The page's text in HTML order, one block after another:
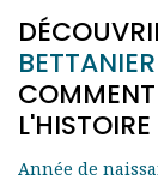
Année de